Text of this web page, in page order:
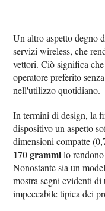
Un altro aspetto degno
servizi wireless, che
vettori. Ciò significa
operatore preferito
nell'utilizzo quotidiano.
In termini di design, la
dispositivo un aspetto
dimensioni compatte
170 grammilo
Nonostante sia un
mostra segni evidenti di
impeccabile tipica dei